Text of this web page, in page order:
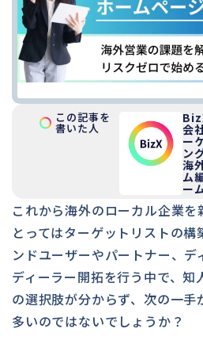
この記事を
書いた人 会
ー
ン
海
ム
ー
これから海外のローカル企業
とってはターゲットリストの
ンドユーザーやパートナー、
ディーラー開拓を行う中で、
の選択肢が分からず、次の一手
多いのではないでしょうか？